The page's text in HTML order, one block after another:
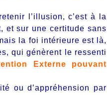
l’illusion, c’est à la
et sur une certitude sans
la foi intérieure est là,
qui génèrent le ressenti
Externe pouvant
ou d’appréhension par